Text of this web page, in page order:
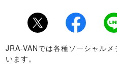
Twitter Facebook
JRA-VANでは各種ソーシャル
います。